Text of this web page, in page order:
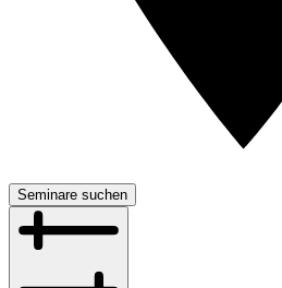
Seminare suchen